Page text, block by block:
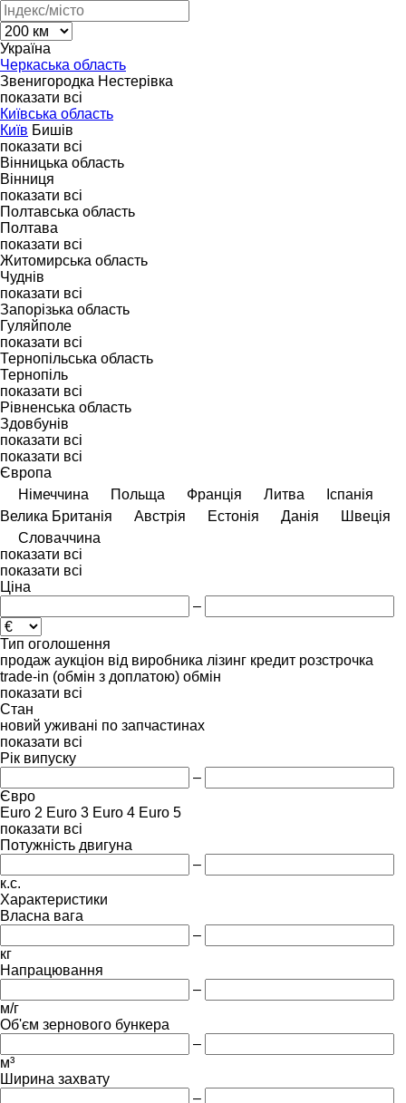
Україна
Черкаська область
Звенигородка Нестерівка
показати всі
Київська область
Київ Бишів
показати всі
Вінницька область
Вінниця
показати всі
Полтавська область
Полтава
показати всі
Житомирська область
Чуднів
показати всі
Запорізька область
Гуляйполе
показати всі
Тернопільська область
Тернопіль
показати всі
Рівненська область
Здовбунів
показати всі
показати всі
Європа
Німеччина
Польща Франція Литва
Іспанія
Велика Британія
Австрія Естонія Данія
Швеція
Словаччина
показати всі
показати всі
Ціна
–
Тип оголошення
продаж аукціон від виробника лізинг кредит розстрочка
trade-in (обмін з доплатою) обмін
показати всі
Стан
новий уживані по запчастинах
показати всі
Рік випуску
–
Євро
Euro 2 Euro 3 Euro 4 Euro 5
показати всі
Потужність двигуна
–
к.с.
Характеристики
Власна вага
–
кг
Напрацювання
–
м/г
Об'єм зернового бункера
–
м³
Ширина захвату
–